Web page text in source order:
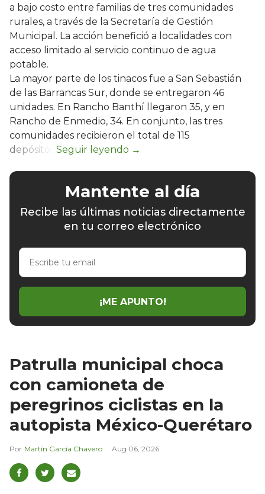
a bajo costo entre familias de tres comunidades
rurales, a través de la Secretaría de Gestión
Municipal. La acción benefició a localidades con
acceso limitado al servicio continuo de agua
potable.
La mayor parte de los tinacos fue a San Sebastián
de las Barrancas Sur, donde se entregaron 46
unidades. En Rancho Banthí llegaron 35, y en
Rancho de Enmedio, 34. En conjunto, las tres
comunidades recibieron el total de 115
depósitos.
Mantente al día
Recibe las últimas noticias directamente
en tu correo electrónico
Escribe
email
¡ME APUNTO!
Patrulla municipal choca
con camioneta de
peregrinos ciclistas en la
autopista México-Querétaro
Martín García Chavero Aug 06, 2026